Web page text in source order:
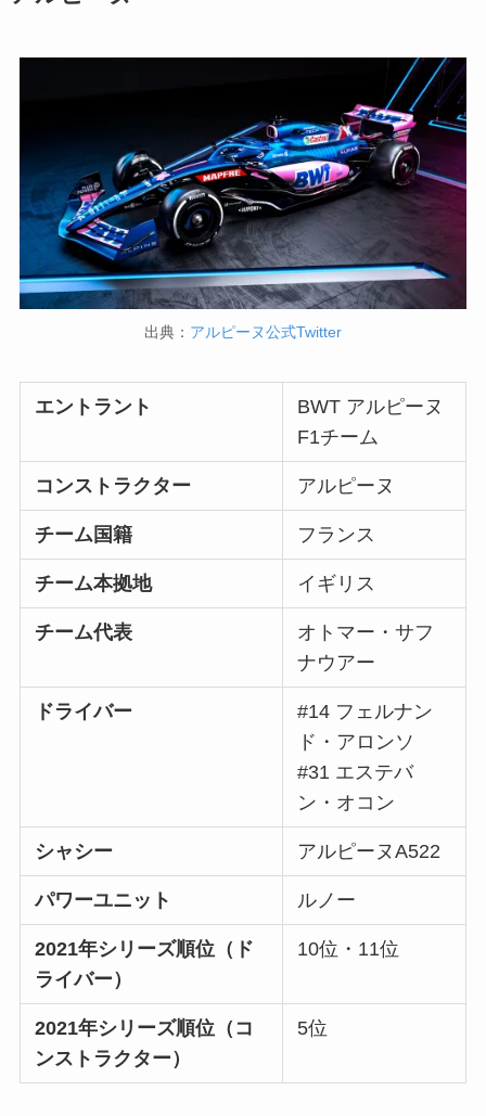
出典： アルピーヌ公式Twitter
エントラント
BWT アルピーヌ
F1チーム
コンストラクター アルピーヌ
チーム国籍 フランス
チーム本拠地 イギリス
チーム代表
オトマー・サフ
ナウアー
ドライバー
#14 フェルナン
ド・アロンソ
#31 エステバ
ン・オコン
シャシー アルピーヌA522
パワーユニット ルノー
2021年シリーズ順位（ド
ライバー）
10位・11位
2021年シリーズ順位（コ
ンストラクター）
5位